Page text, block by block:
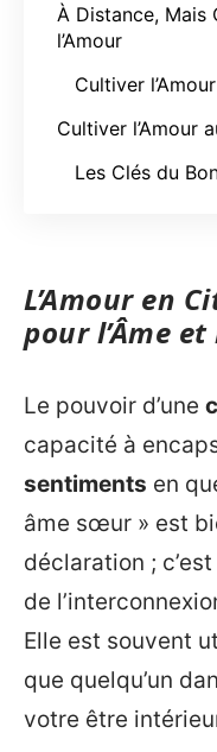
À Distance, Mais
l’Amour
Cultiver
Cultiver l’Amour
Les Clés du
L’Amour en
pour l’Âme
Le pouvoir d’une
capacité à
sentiments en
âme sœur » est
déclaration ; c’est
de
Elle est souvent
que quelqu’un
votre être